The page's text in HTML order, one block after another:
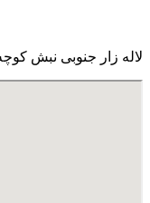
لاله زار جنوبی نبش